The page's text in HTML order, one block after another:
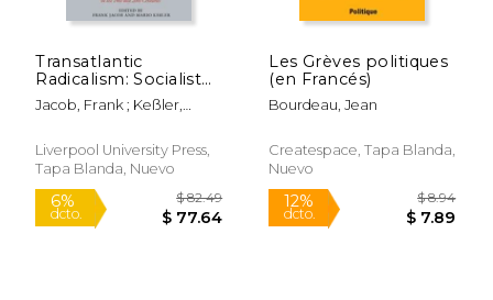
6%
dcto. $ 39.94
15%
dcto. $
Transatlantic
Radicalism: Socialist
and Anarchist
Exchanges in the
Centuries (en Inglés)
Jacob, Frank ; Keßler,
Liverpool University Press,
Tapa Blanda, Nuevo
Les Grèves politiques
(en Francés)
Bourdeau, Jean
Createspace, Tapa Blanda,
Nuevo